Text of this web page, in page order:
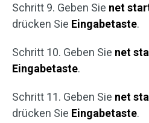
Schritt 9. Geben Sie net
drücken Sie Eingabetaste.
Schritt 10. Geben Sie net
Eingabetaste.
Schritt 11. Geben Sie net
drücken Sie Eingabetaste.